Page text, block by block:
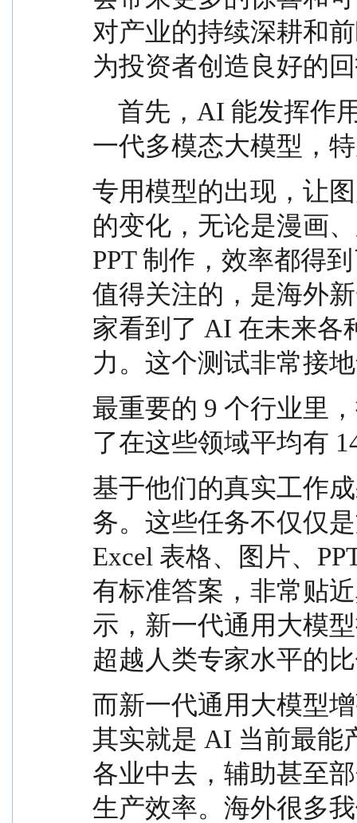
对产业的持续深耕和
为投资者创造良好的
一代多模态大模型，
专用模型的出现，让
的变化，无论是漫画
PPT 制作，效率都得
值得关注的，是海外
家看到了 AI 在未来各
力。这个测试非常接
最重要的 9 个行业里
了在这些领域平均有
基于他们的真实工作
务。这些任务不仅仅
Excel 表格、图片、
有标准答案，非常贴
示，新一代通用大模
超越人类专家水平的
而新一代通用大模型
其实就是 AI 当前最能
各业中去，辅助甚至
生产效率。海外很多